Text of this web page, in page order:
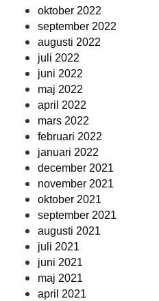
oktober 2022
september 2022
augusti 2022
juli 2022
juni 2022
maj 2022
april 2022
mars 2022
februari 2022
januari 2022
december 2021
november 2021
oktober 2021
september 2021
augusti 2021
juli 2021
juni 2021
maj 2021
april 2021